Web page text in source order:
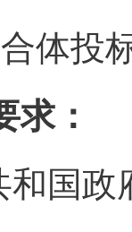
体投
求：
国